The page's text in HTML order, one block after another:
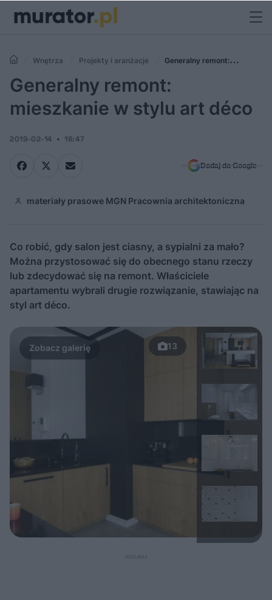
Wnętrza Projekty i aranżacje
Generalny remont:
mieszkanie w stylu art déco
Generalny remont:
mieszkanie w stylu art déco
2019-02-14 16:47
Dodaj do Google
materiały prasowe MGN Pracownia architektoniczna
Co robić, gdy salon jest ciasny, a sypialni za mało?
Można przystosować się do obecnego stanu rzeczy
lub zdecydować się na remont. Właściciele
apartamentu wybrali drugie rozwiązanie, stawiając na
styl art déco.
13